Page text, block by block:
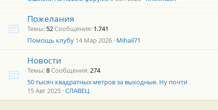
Пожелания
Темы 52 Сообщения 1.741
Помощь клубу 14 Мар 2026 Mihail71
Новости
Темы 8 Сообщения 274
50 тысяч квадратных метров за выходные. Ну почти
15 Авг 2025 СЛАВЕЦ